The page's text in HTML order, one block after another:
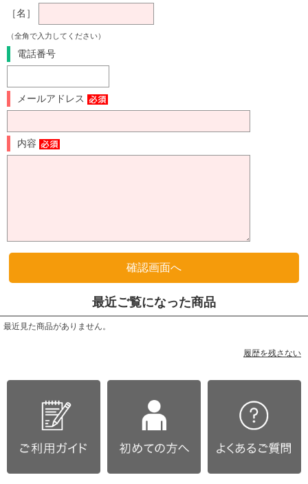
［名］
（全角で入力してください）
電話番号
メールアドレス
内容
最近ご覧になった商品
最近見た商品がありません。
履歴を残さない